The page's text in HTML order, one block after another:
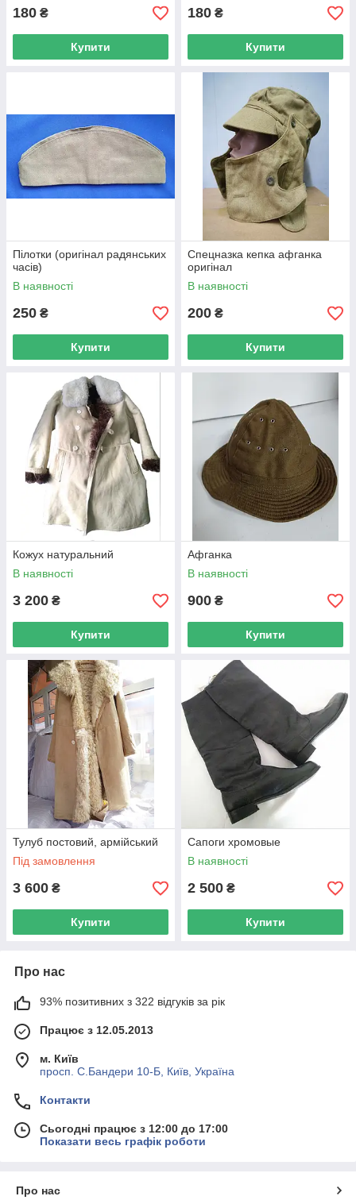
180 ₴
Купити
180 ₴
Купити
Пілотки (оригінал радянських
часів)
В наявності
250 ₴
Купити
Спецназка кепка афганка
оригінал
В наявності
200 ₴
Купити
Кожух натуральний
В наявності
3 200 ₴
Купити
Афганка
В наявності
900 ₴
Купити
Тулуб постовий, армійський
Під замовлення
3 600 ₴
Купити
Сапоги хромовые
В наявності
2 500 ₴
Купити
Про нас
93% позитивних з 322 відгуків за рік
Працює з 12.05.2013
м. Київ
просп. С.Бандери 10-Б, Київ, Україна
Контакти
Сьогодні працює з 12:00 до 17:00
Показати весь графік роботи
Про нас